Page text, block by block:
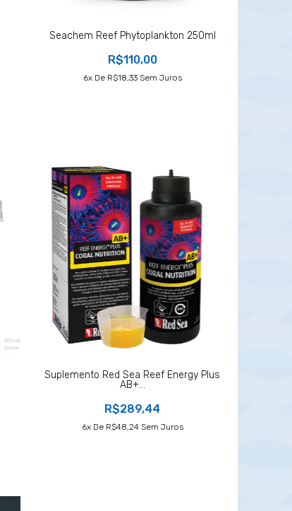
Seachem Reef Phytoplankton 250ml
R$110,00
6X De R$18,33Sem Juros
Suplemento Red Sea Reef Energy Plus
AB+...
R$289,44
6X De R$48,24Sem Juros